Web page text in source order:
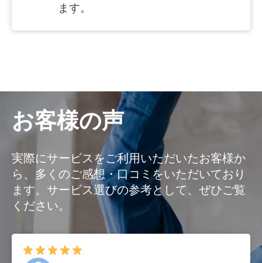
ます。
お客様の声
実際にサービスをご利用いただいたお客様か
ら、多くのご感想・口コミをいただいており
ます。サービス選びの参考として、ぜひご覧
ください。